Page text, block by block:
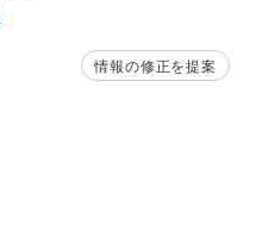
情報の修正を提案